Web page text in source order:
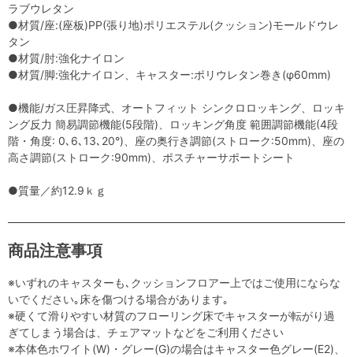
ラブウレタン
●材質/座:(座板)PP(張り地)ポリエステル(クッション)モールドウレ
タン
●材質/肘:強化ナイロン
●材質/脚:強化ナイロン、キャスター:ポリウレタン巻き(φ60mm)
●機能/ガス圧昇降式、オートフィット シンクロロッキング、ロッキ
ング反力 簡易調節機能(5段階)、ロッキング角度 範囲調節機能(4段
階・角度: 0､6､13､20°)、座の奥行き調節(ストローク:50mm)、座の
高さ調節(ストローク:90mm)、ポスチャーサポートシート
●質量／約12.9ｋｇ
商品注意事項
※いずれのキャスターも､クッションフロアー上ではご使用にならな
いでください｡床を傷つける場合があります｡
※硬くて滑りやすい材質のフローリング床でキャスターが転がり過
ぎてしまう場合は、チェアマットなどをご利用ください
※本体色ホワイト(W)・グレー(G)の場合はキャスター色グレー(E2)、